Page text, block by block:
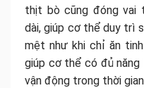
thịt bò cũng đóng vai
dài, giúp cơ thể duy trì
mệt như khi chỉ ăn
giúp cơ thể có đủ
vận động trong thời